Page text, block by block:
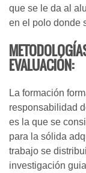
que se le da al
en el polo donde
EVALUACIÓN:
La formación
responsabilidad
es la que se
para la sólida
trabajo se
investigación